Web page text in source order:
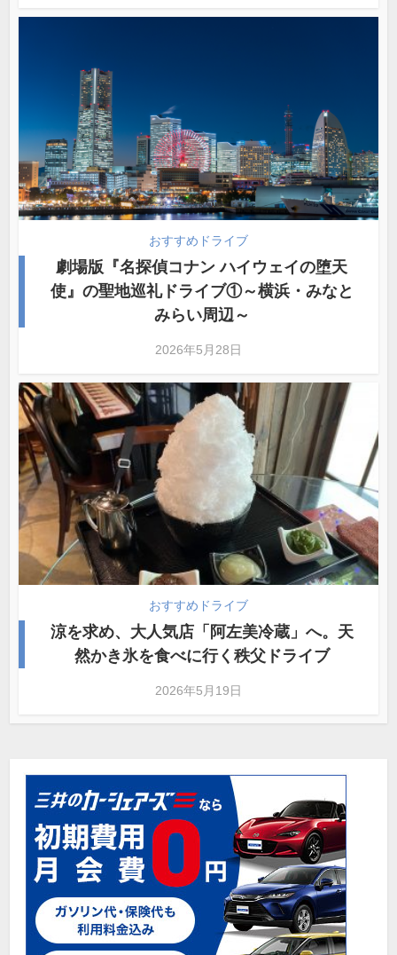
おすすめドライブ
劇場版『名探偵コナン ハイウェイの堕天
使』の聖地巡礼ドライブ①～横浜・みなと
みらい周辺～
2026年5月28日
おすすめドライブ
涼を求め、大人気店「阿左美冷蔵」へ。天
然かき氷を食べに行く秩父ドライブ
2026年5月19日